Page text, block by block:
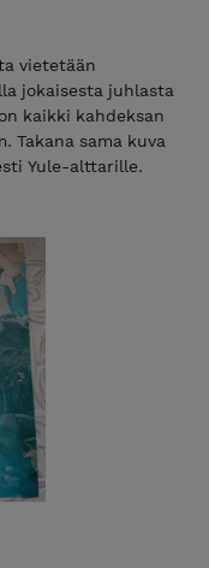
vietetään
jokaisesta juhlasta
kaikki kahdeksan
Takana sama kuva
Yule-alttarille.